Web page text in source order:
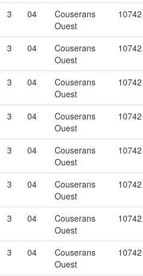
3 04
Couserans
Ouest
10742
3 04
Couserans
Ouest
10742
3 04
Couserans
Ouest
10742
3 04
Couserans
Ouest
10742
3 04
Couserans
Ouest
10742
3 04
Couserans
Ouest
10742
3 04
Couserans
Ouest
10742
3 04
Couserans
Ouest
10742